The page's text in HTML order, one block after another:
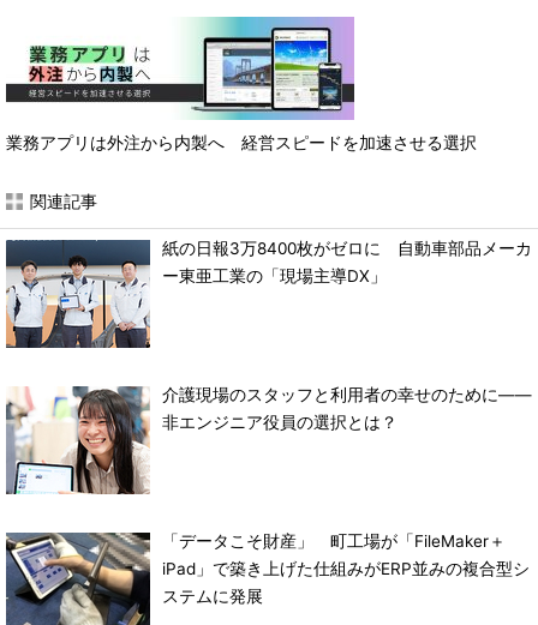
業務アプリは外注から内製へ 経営スピードを加速させる選択
関連記事
紙の日報3万8400枚がゼロに 自動車部品メーカ
ー東亜工業の「現場主導DX」
介護現場のスタッフと利用者の幸せのために――
非エンジニア役員の選択とは？
「データこそ財産」 町工場が「FileMaker＋
iPad」で築き上げた仕組みがERP並みの複合型シ
ステムに発展